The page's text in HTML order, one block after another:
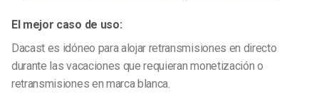
El mejor caso de uso:
Dacast es idóneo para alojar retransmisiones en directo
durante las vacaciones que requieran monetización o
retransmisiones en marca blanca.